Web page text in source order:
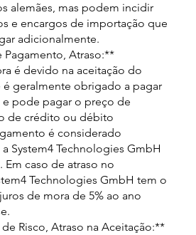
alemães, mas podem incidir
e encargos de importação que
adicionalmente.
Pagamento, Atraso:**
é devido na aceitação do
geralmente obrigado a pagar
pode pagar o preço de
de crédito ou débito
é considerado
System4 Technologies GmbH
caso de atraso no
Technologies GmbH tem o
de mora de 5% ao ano
Risco, Atraso na Aceitação:**